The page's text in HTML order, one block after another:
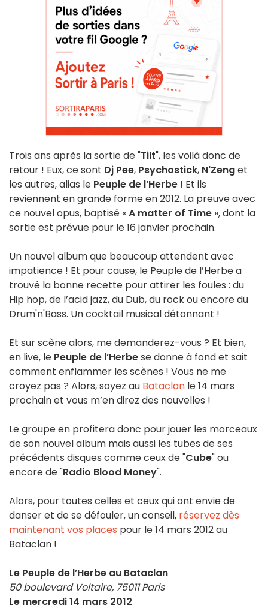
Trois ans après la sortie de "Tilt", les voilà donc de
retour ! Eux, ce sont Dj Pee, Psychostick, N'Zenget
les autres, alias le Peuple de l’Herbe ! Et ils
reviennent en grande forme en 2012. La preuve avec
ce nouvel opus, baptisé «A matter of Time », dont la
sortie est prévue pour le 16 janvier prochain.
Un nouvel album que beaucoup attendent avec
impatience ! Et pour cause, le Peuple de l’Herbe a
trouvé la bonne recette pour attirer les foules : du
Hip hop, de l’acid jazz, du Dub, du rock ou encore du
Drum'n'Bass. Un cocktail musical détonnant !
Et sur scène alors, me demanderez-vous ? Et bien,
en live, le Peuple de l’Herbese donne à fond et sait
comment enflammer les scènes ! Vous ne me
croyez pas ? Alors, soyez au Bataclan le 14 mars
prochain et vous m’en direz des nouvelles !
Le groupe en profitera donc pour jouer les morceaux
de son nouvel album mais aussi les tubes de ses
précédents disques comme ceux de "Cube" ou
encore de "Radio Blood Money".
Alors, pour toutes celles et ceux qui ont envie de
danser et de se défouler, un conseil, réservez dès
maintenant vos places pour le 14 mars 2012 au
Bataclan !
Le Peuple de l’Herbe au Bataclan
50 boulevard Voltaire, 75011 Paris
Le mercredi 14 mars 2012